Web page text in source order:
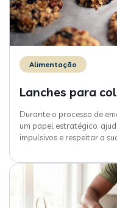
Alimentação
Lanches para
Durante o processo de
um papel estratégico:
impulsivos e respeitar a